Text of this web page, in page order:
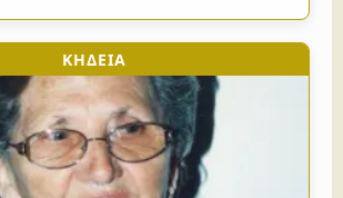
ΚΗΔΕΙΑ